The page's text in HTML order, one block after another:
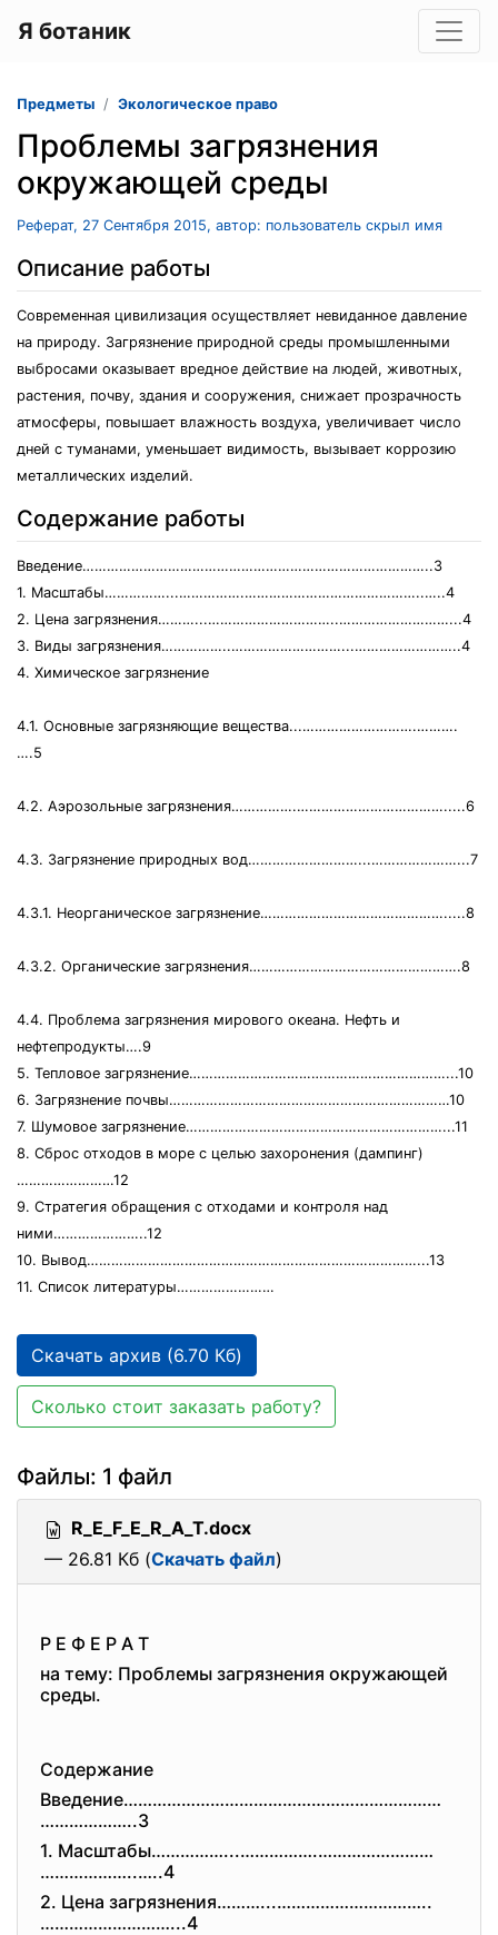
Я ботаник
Предметы Экологическое право
Проблемы загрязнения
окружающей среды
Реферат, 27 Сентября 2015, автор: пользователь скрыл имя
Описание работы
Современная цивилизация осуществляет невиданное давление
на природу. Загрязнение природной среды промышленными
выбросами оказывает вредное действие на людей, животных,
растения, почву, здания и сооружения, снижает прозрачность
атмосферы, повышает влажность воздуха, увеличивает число
дней с туманами, уменьшает видимость, вызывает коррозию
металлических изделий.
Содержание работы
Введение…………………………………………………………………………..3
1. Масштабы……………...…………….……………………………………..…..4
2. Цена загрязнения………...…………………………..………………………...4
3. Виды загрязнения……………..………………………...……………………..4
4. Химическое загрязнение
4.1. Основные загрязняющие вещества...……………………….……….
….5
4.2. Аэрозольные загрязнения…………….……………………………….....6
4.3. Загрязнение природных вод………………………...…………………...7
4.3.1. Неорганическое загрязнение……………………………………….....8
4.3.2. Органические загрязнения…………………………………………….8
4.4. Проблема загрязнения мирового океана. Нефть и
нефтепродукты….9
5. Тепловое загрязнение………………………………………………………...10
6. Загрязнение почвы……………………………………………………………10
7. Шумовое загрязнение………………………………………………………...11
8. Сброс отходов в море с целью захоронения (дампинг)
……………………12
9. Стратегия обращения с отходами и контроля над
ними…………………..12
10. Вывод………………………………………………………………………...13
11. Список литературы……………………
Скачать архив (6.70 Кб)
Сколько стоит заказать работу?
Файлы: 1 файл
R_E_F_E_R_A_T.docx
— 26.81 Кб (Скачать файл)
Р Е Ф Е Р А Т
на тему: Проблемы загрязнения окружающей
среды.
Содержание
Введение…………………………………………………………
………………..3
1. Масштабы……………...…………….……………………
………………..…..4
2. Цена загрязнения………...…………………………..
………………………...4